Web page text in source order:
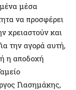
μέσα
να προσφέρει
χρειαστούν και
την αγορά αυτή,
η αποδοχή
Γιασημάκης,